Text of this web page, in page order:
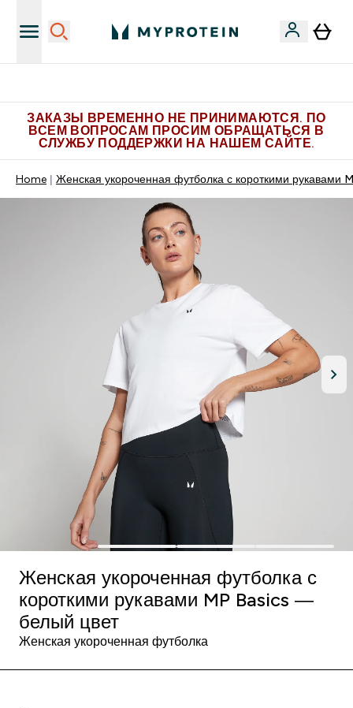
ЗАКАЗЫ ВРЕМЕННО НЕ ПРИНИМАЮТСЯ. ПО
ВСЕМ ВОПРОСАМ ПРОСИМ ОБРАЩАТЬСЯ В
СЛУЖБУ ПОДДЕРЖКИ НА НАШЕМ САЙТЕ.
Home Женская укороченная футболка с короткими рукавами
Женская укороченная футболка с
короткими рукавами MP Basics —
белый цвет
Женская укороченная футболка